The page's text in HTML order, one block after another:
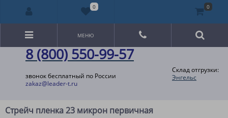
8 (800) 550-99-57
звонок бесплатный по России
zakaz@leader-t.ru
Склад отгрузки:
Энгельс
МЕНЮ
Стрейч пленка 23 микрон первичная
0 0